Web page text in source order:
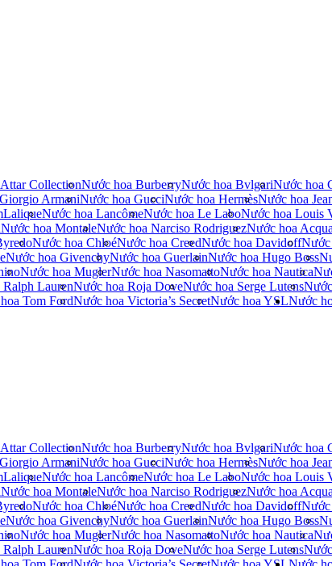
Attar CollectionNước hoa BurberryNước hoa BvlgariNước hoa
ArmaniNước hoa GucciNước hoa HermèsNước hoa
LaliqueNước hoa LancômeNước hoa Le LaboNước hoa Louis
Nước hoa MontaleNước hoa Narciso RodriguezNước hoa
Nước hoa ChloéNước hoa CreedNước hoa DavidoffNước
Nước hoa GivenchyNước hoa GuerlainNước hoa Hugo Boss
Nước hoa MuglerNước hoa NasomattoNước hoa Nautica
LaurenNước hoa Roja DoveNước hoa Serge Lutens
Tom FordNước hoa Victoria’s SecretNước hoa YSLNước
Attar CollectionNước hoa BurberryNước hoa BvlgariNước hoa
ArmaniNước hoa GucciNước hoa HermèsNước hoa
LaliqueNước hoa LancômeNước hoa Le LaboNước hoa Louis
Nước hoa MontaleNước hoa Narciso RodriguezNước hoa
Nước hoa ChloéNước hoa CreedNước hoa DavidoffNước
Nước hoa GivenchyNước hoa GuerlainNước hoa Hugo Boss
Nước hoa MuglerNước hoa NasomattoNước hoa Nautica
LaurenNước hoa Roja DoveNước hoa Serge Lutens